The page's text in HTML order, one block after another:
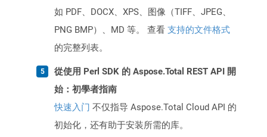
如 PDF、DOCX、XPS、图像（TIFF、JPEG、
PNG BMP）、MD 等。 查看 支持的文件格式
的完整列表。
從使用 Perl SDK 的 Aspose.Total REST API 開
始：初學者指南
快速入门 不仅指导 Aspose.Total Cloud API 的
初始化，还有助于安装所需的库。